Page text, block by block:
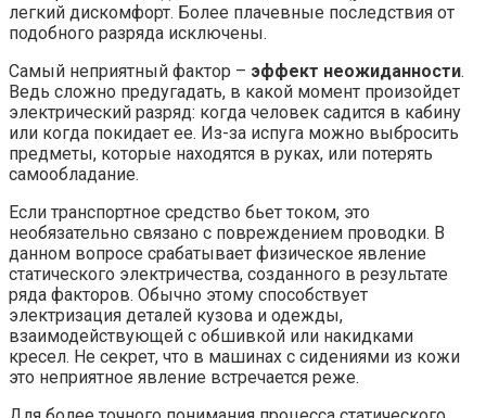
легкий дискомфорт. Более плачевные последствия от
подобного разряда исключены.
Самый неприятный фактор – эффект неожиданности.
Ведь сложно предугадать, в какой момент произойдет
электрический разряд: когда человек садится в кабину
или когда покидает ее. Из-за испуга можно выбросить
предметы, которые находятся в руках, или потерять
самообладание.
Если транспортное средство бьет током, это
необязательно связано с повреждением проводки. В
данном вопросе срабатывает физическое явление
статического электричества, созданного в результате
ряда факторов. Обычно этому способствует
электризация деталей кузова и одежды,
взаимодействующей с обшивкой или накидками
кресел. Не секрет, что в машинах с сидениями из кожи
это неприятное явление встречается реже.